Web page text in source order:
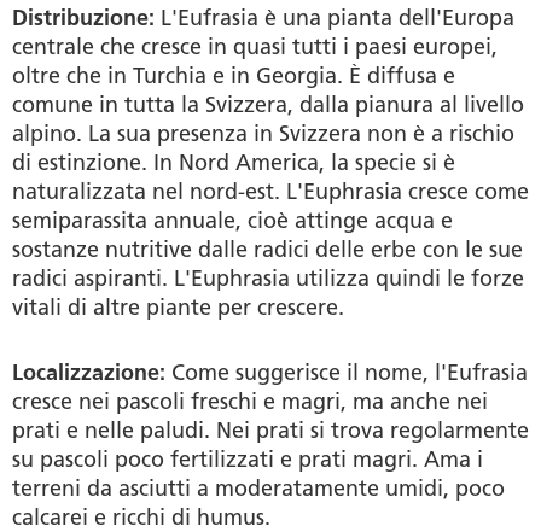
Distribuzione: L'Eufrasia è una pianta dell'Europa
centrale che cresce in quasi tutti i paesi europei,
oltre che in Turchia e in Georgia. È diffusa e
comune in tutta la Svizzera, dalla pianura al livello
alpino. La sua presenza in Svizzera non è a rischio
di estinzione. In Nord America, la specie si è
naturalizzata nel nord-est. L'Euphrasia cresce come
semiparassita annuale, cioè attinge acqua e
sostanze nutritive dalle radici delle erbe con le sue
radici aspiranti. L'Euphrasia utilizza quindi le forze
vitali di altre piante per crescere.
Localizzazione: Come suggerisce il nome, l'Eufrasia
cresce nei pascoli freschi e magri, ma anche nei
prati e nelle paludi. Nei prati si trova regolarmente
su pascoli poco fertilizzati e prati magri. Ama i
terreni da asciutti a moderatamente umidi, poco
calcarei e ricchi di humus.